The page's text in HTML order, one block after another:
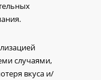
случаями,
вкуса и/